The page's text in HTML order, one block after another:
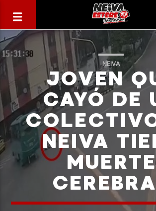
CANCIÓN ACTUAL
TÍTULO
NEIVA
JOVEN
CAYÓ DE
NEIVA
MUERTE